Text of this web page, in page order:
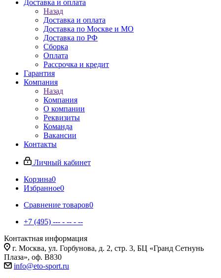
Доставка и оплата
Назад
Доставка и оплата
Доставка по Москве и МО
Доставка по РФ
Сборка
Оплата
Рассрочка и кредит
Гарантия
Компания
Назад
Компания
О компании
Реквизиты
Команда
Вакансии
Контакты
Личный кабинет
Корзина0
Избранное0
Сравнение товаров0
+7 (495) --- - -- - --
Контактная информация
г. Москва, ул. Горбунова, д. 2, стр. 3, БЦ «Гранд Сетнунь
Плаза», оф. В830
info@eto-sport.ru